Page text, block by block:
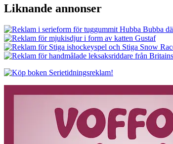
Liknande annonser